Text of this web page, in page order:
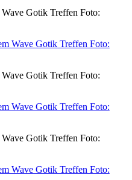
Gotik Treffen Foto:
Gotik Treffen Foto:
Gotik Treffen Foto: